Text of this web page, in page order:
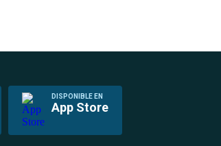
DISPONIBLE EN
App Store